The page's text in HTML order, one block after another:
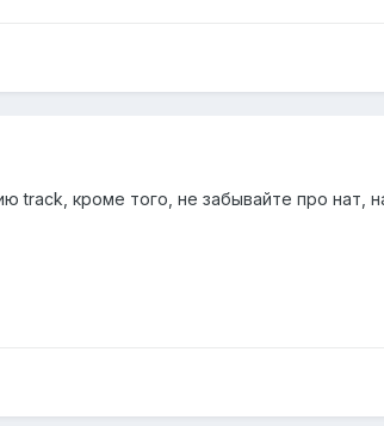
кроме того, не забывайте про нат,